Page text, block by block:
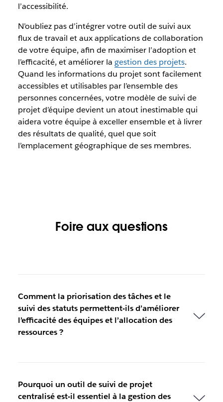
l’accessibilité.
N’oubliez pas d’intégrer votre outil de suivi aux
flux de travail et aux applications de collaboration
de votre équipe, afin de maximiser l’adoption et
l’efficacité, et améliorer la gestion des projets.
Quand les informations du projet sont facilement
accessibles et utilisables par l’ensemble des
personnes concernées, votre modèle de suivi de
projet d’équipe devient un atout inestimable qui
aidera votre équipe à exceller ensemble et à livrer
des résultats de qualité, quel que soit
l’emplacement géographique de ses membres.
Foire aux questions
Comment la priorisation des tâches et le
suivi des statuts permettent-ils d’améliorer
l’efficacité des équipes et l’allocation des
ressources ?
Pourquoi un outil de suivi de projet
centralisé est-il essentiel à la gestion des